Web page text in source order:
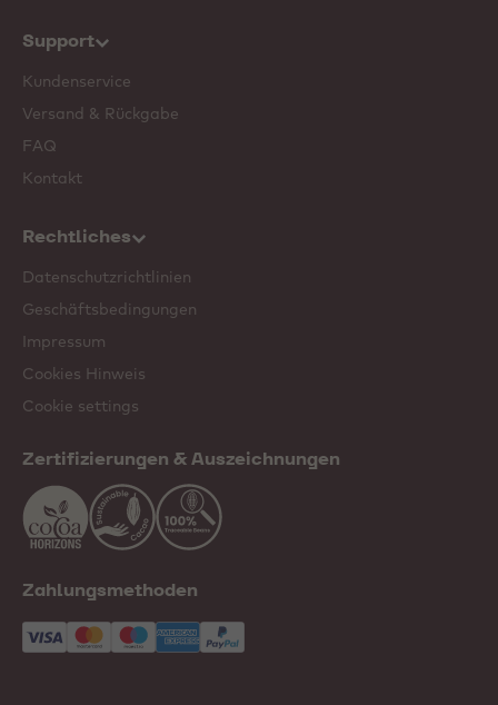
Support
Kundenservice
Versand & Rückgabe
FAQ
Kontakt
Rechtliches
Datenschutzrichtlinien
Geschäftsbedingungen
Impressum
Cookies Hinweis
Cookie settings
Zertifizierungen & Auszeichnungen
Zahlungsmethoden